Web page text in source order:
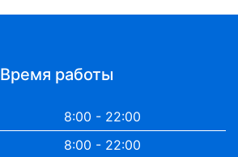
Время работы
8:00 - 22:00
8:00 - 22:00